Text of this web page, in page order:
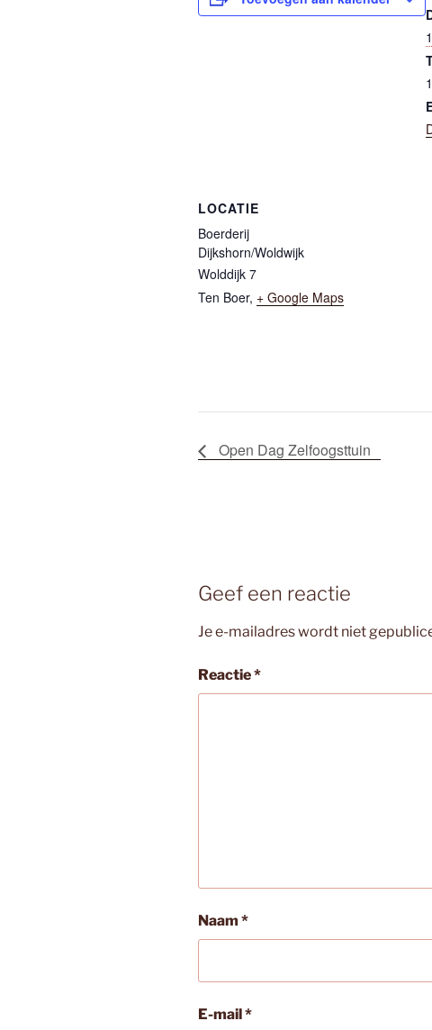
LOCATIE
Boerderij
Dijkshorn/Woldwijk
Wolddijk 7
Ten Boer, + Google Maps
Open Dag Zelfoogsttuin
Geef een reactie
Je e-mailadres wordt niet
Reactie*
Naam *
E-mail*